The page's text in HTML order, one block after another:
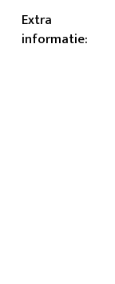
Extra
informatie: